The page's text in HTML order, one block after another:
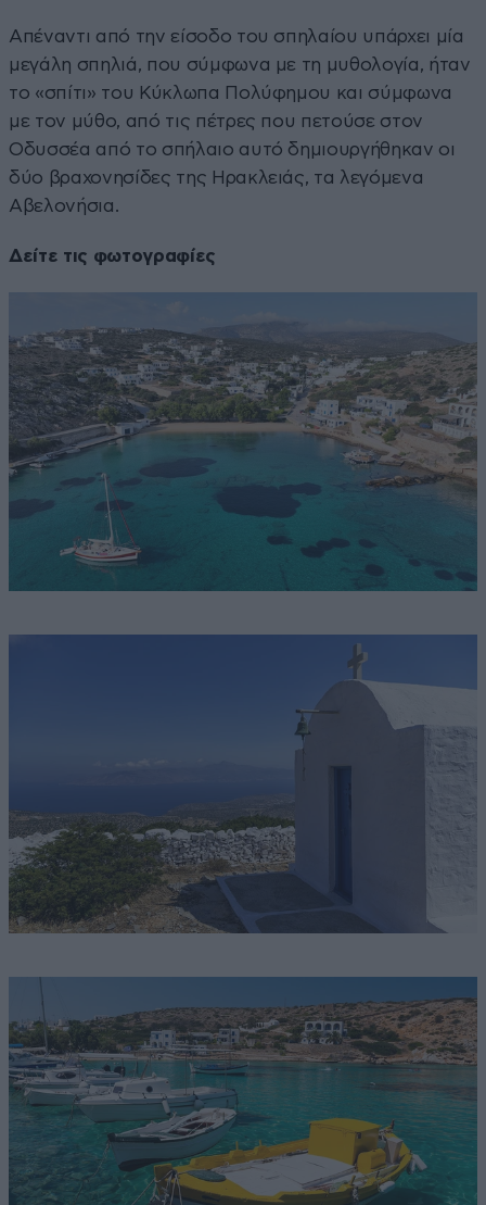
Απέναντι από την είσοδο του σπηλαίου υπάρχει μία
μεγάλη σπηλιά, που σύμφωνα με τη μυθολογία, ήταν
το «σπίτι» του Κύκλωπα Πολύφημου και σύμφωνα
με τον μύθο, από τις πέτρες που πετούσε στον
Οδυσσέα από το σπήλαιο αυτό δημιουργήθηκαν οι
δύο βραχονησίδες της Ηρακλειάς, τα λεγόμενα
Αβελονήσια.
Δείτε τις φωτογραφίες